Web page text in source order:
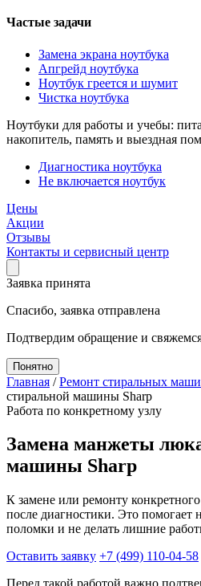
Частые задачи
Замена экрана ноутбука
Апгрейд ноутбука
Ноутбук греется и шумит
Чистка ноутбука
Ноутбуки для работы и учебы:
накопитель, память и выездная
Диагностика ноутбука
Не включается ноутбук
Цены
Акции
Отзывы
Контакты и сервисный центр
Заявка принята
Спасибо, заявка отправлена
Подтвердим обращение и
Понятно
Главная /Ремонт стиральных
стиральной машины Sharp
Работа по конкретному узлу
Замена манжеты
машины Sharp
К замене или ремонту
после диагностики. Это помогает
поломки и не делать лишние
Оставить заявку +7 (499) 110-04-58